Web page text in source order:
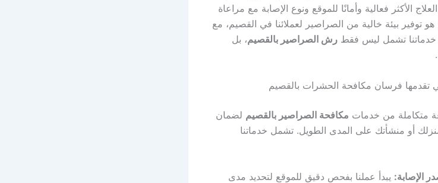
الأكثر فعالية وأمانًا للموقع ونوع الإصابة مع مراعاة
توفير بيئة خالية من الصراصير لعملائنا في القصيم، مع
خدماتنا تشمل ليس فقط رش الصراصير بالقصيم، بل
تقدمها فرسان مكافحة الحشرات بالقصيم
متكاملة من خدمات مكافحة الصراصير بالقصيم لضمان
أو منشأتك على المدى الطويل. تشمل خدماتنا
الإصابة: يبدأ عملنا بفحص دقيق للموقع لتحديد مدى